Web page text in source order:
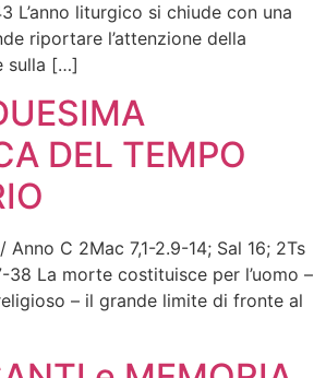
L’anno liturgico si chiude con una
riportare l’attenzione della
sulla […]
DEL TEMPO
C 2Mac 7,1-2.9-14; Sal 16; 2Ts
38 La morte costituisce per l’uomo –
– il grande limite di fronte al